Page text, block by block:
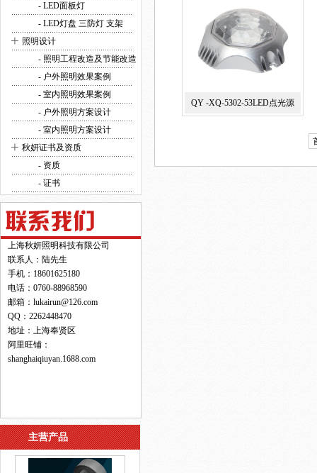
- LED面板灯
- LED灯盘 三防灯 支架
+ 照明设计
- 照明工程改造及节能改造
- 户外照明效果案例
- 室内照明效果案例
- 户外照明方案设计
- 室内照明方案设计
+ 秋妍证书及资质
- 资质
- 证书
上海秋妍照明科技有限公司
联系人：陆先生
手机：18601625180
电话：0760-88968590
邮箱：lukairun@126.com
QQ：2262448470
地址：上海奉贤区
阿里旺铺：
shanghaiqiuyan.1688.com
主营产品
QY -XQ-5302-53LED点光源